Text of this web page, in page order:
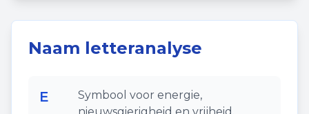
Naam letteranalyse
E
Symbool voor energie,